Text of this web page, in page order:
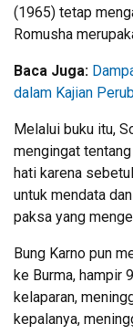
(1965) tetap
Romusha
Baca Juga:
dalam Kajian
Melalui buku itu,
mengingat
hati karena
untuk mendata
paksa yang
Bung Karno pun
ke Burma, hampir
kelaparan,
kepalanya,